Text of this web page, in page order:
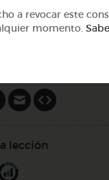
lección
a revocar este
momento.